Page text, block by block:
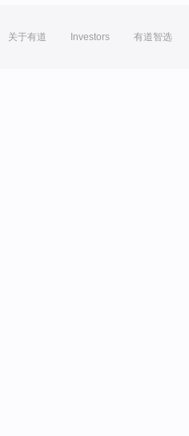
关于有道 Investors 有道智选